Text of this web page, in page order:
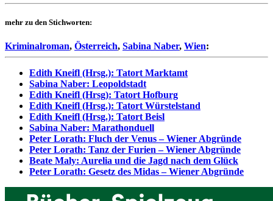
mehr zu den Stichworten:
Kriminalroman, Österreich, Sabina Naber, Wien:
Edith Kneifl (Hrsg.): Tatort Marktamt
Sabina Naber: Leopoldstadt
Edith Kneifl (Hrsg): Tatort Hofburg
Edith Kneifl (Hrsg.): Tatort Würstelstand
Edith Kneifl (Hrsg.): Tatort Beisl
Sabina Naber: Marathonduell
Peter Lorath: Fluch der Venus – Wiener Abgründe
Peter Lorath: Tanz der Furien – Wiener Abgründe
Beate Maly: Aurelia und die Jagd nach dem Glück
Peter Lorath: Gesetz des Midas – Wiener Abgründe